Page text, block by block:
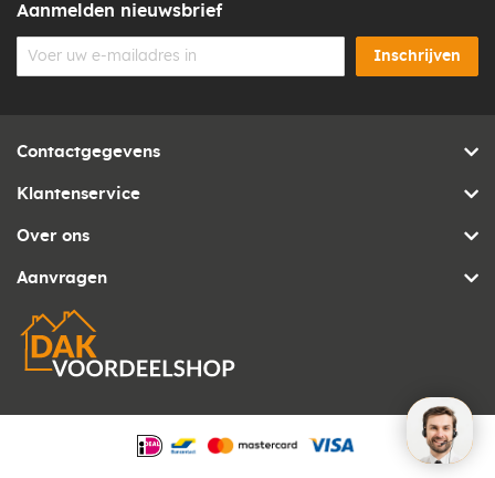
Aanmelden nieuwsbrief
Inschrijven
Contactgegevens
Klantenservice
Over ons
Aanvragen